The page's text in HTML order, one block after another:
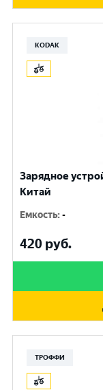
KODAK
Зарядное
Китай
Емкость:-
420 руб.
ТРОФФИ